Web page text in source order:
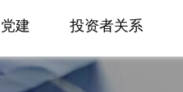
建 投资者关系